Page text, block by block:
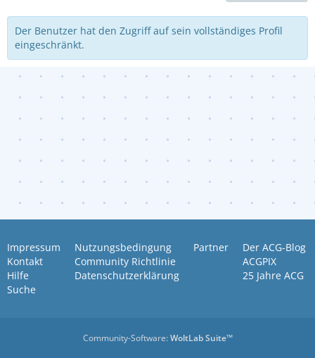
Der Benutzer hat den Zugriff auf sein vollständiges Profil
eingeschränkt.
Impressum
Kontakt
Hilfe
Suche
Nutzungsbedingung
Community Richtlinie
Datenschutzerklärung
Partner
Der ACG-Blog
ACGPIX
25 Jahre ACG
Community-Software:WoltLab Suite™